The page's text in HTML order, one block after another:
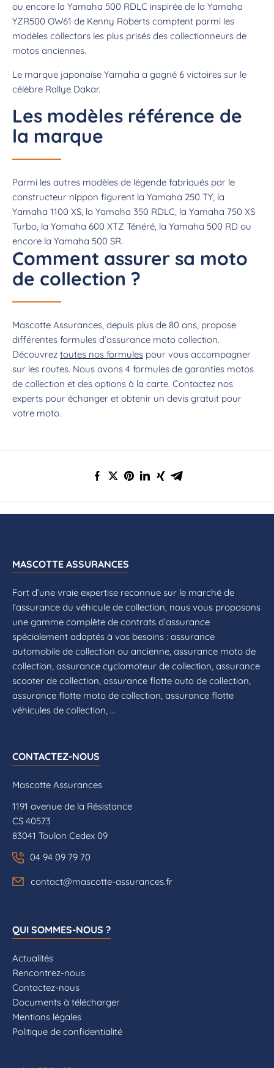
ou encore la Yamaha 500 RDLC inspirée de la Yamaha
YZR500 OW61 de Kenny Roberts comptent parmi les
modèles collectors les plus prisés des collectionneurs de
motos anciennes.
Le marque japonaise Yamaha a gagné 6 victoires sur le
célèbre Rallye Dakar.
Les modèles référence de
la marque
Parmi les autres modèles de légende fabriqués par le
constructeur nippon figurent la Yamaha 250 TY, la
Yamaha 1100 XS, la Yamaha 350 RDLC, la Yamaha 750 XS
Turbo, la Yamaha 600 XTZ Ténéré, la Yamaha 500 RD ou
encore la Yamaha 500 SR.
Comment assurer sa moto
de collection ?
Mascotte Assurances, depuis plus de 80 ans, propose
différentes formules d’assurance moto collection.
Découvrez toutes nos formules pour vous accompagner
sur les routes. Nous avons 4 formules de garanties motos
de collection et des options à la carte. Contactez nos
experts pour échanger et obtenir un devis gratuit pour
votre moto.
MASCOTTE ASSURANCES
Fort d’une vraie expertise reconnue sur le marché de
l’assurance du véhicule de collection, nous vous proposons
une gamme complète de contrats d’assurance
spécialement adaptés à vos besoins : assurance
automobile de collection ou ancienne, assurance moto de
collection, assurance cyclomoteur de collection, assurance
scooter de collection, assurance flotte auto de collection,
assurance flotte moto de collection, assurance flotte
véhicules de collection, ...
CONTACTEZ-NOUS
Mascotte Assurances
1191 avenue de la Résistance
CS 40573
83041 Toulon Cedex 09
04 94 09 79 70
contact@mascotte-assurances.fr
QUI SOMMES-NOUS ?
Actualités
Rencontrez-nous
Contactez-nous
Documents à télécharger
Mentions légales
Politique de confidentialité